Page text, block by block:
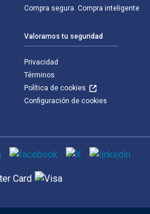
Compra segura. Compra inteligente
Valoramos tu seguridad
Privacidad
Términos
Política de cookies
Configuración de cookies